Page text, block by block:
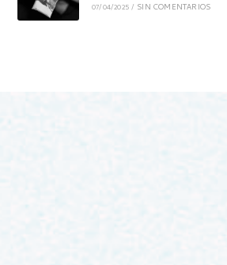
07/04/2025/ SIN COMENTARIOS